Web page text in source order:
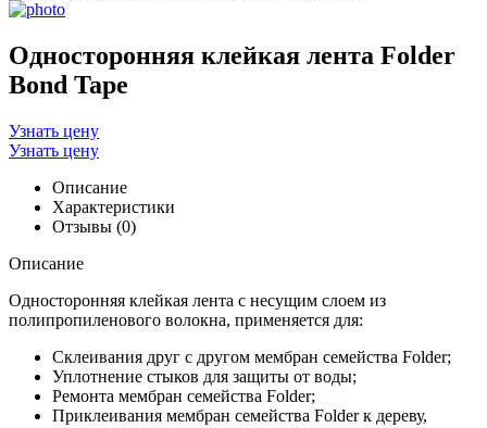
Односторонняя клейкая лента Folder
Bond Tape
Узнать цену
Узнать цену
Описание
Характеристики
Отзывы (0)
Описание
Односторонняя клейкая лента с несущим слоем из
полипропиленового волокна, применяется для:
Склеивания друг с другом мембран семейства Folder;
Уплотнение стыков для защиты от воды;
Ремонта мембран семейства Folder;
Приклеивания мембран семейства Folder к дереву,